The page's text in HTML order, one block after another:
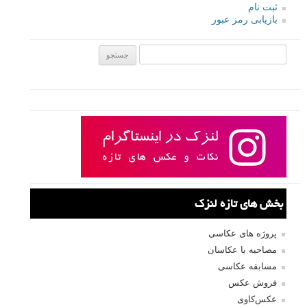
ثبت نام
بازیابی رمز عبور
بخش های تازه لنزک
پروژه های عکاسی
مصاحبه با عکاسان
مسابقه عکاسی
فروش عکس
عکس‌کاوی